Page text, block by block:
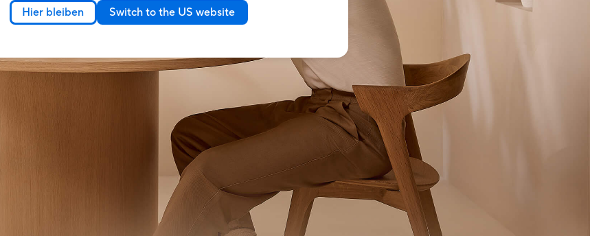
Hier bleiben Switch to the US website
LEBENDIG